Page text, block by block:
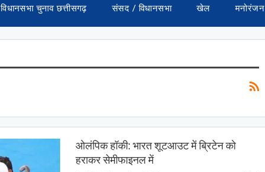
विधानसभा चुनाव छत्तीसगढ़ संसद / विधानसभा खेल मनोरंजन
ओलंपिक हॉकी: भारत शूटआउट में ब्रिटेन को
हराकर सेमीफाइनल में